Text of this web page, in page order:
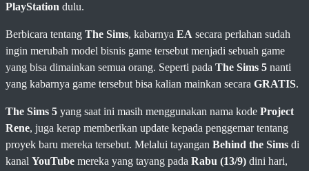
PlayStation dulu.
Berbicara tentang The Sims, kabarnya EA secara perlahan sudah
ingin merubah model bisnis game tersebut menjadi sebuah game
yang bisa dimainkan semua orang. Seperti pada The Sims 5 nanti
yang kabarnya game tersebut bisa kalian mainkan secara GRATIS.
The Sims 5 yang saat ini masih menggunakan nama kode Project
Rene, juga kerap memberikan update kepada penggemar tentang
proyek baru mereka tersebut. Melalui tayangan Behind the Sims di
kanal YouTube mereka yang tayang pada Rabu (13/9) dini hari,